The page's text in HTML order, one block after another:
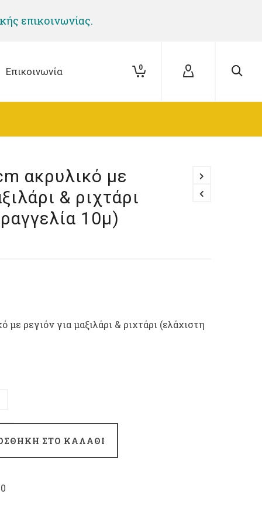
επικοινωνίας.
Επικοινωνία 0
ακρυλικό με
& ριχτάρι
10μ)
ρεγιόν για μαξιλάρι & ριχτάρι (ελάχιστη
ΣΤΟ ΚΑΛΑΘΙ